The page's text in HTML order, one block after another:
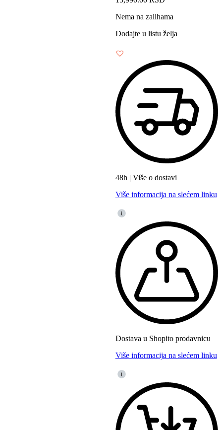
Nema na zalihama
Dodajte u listu želja
48h | Više o dostavi
Više informacija na slećem linku
Dostava u Shopito prodavnicu
Više informacija na slećem linku